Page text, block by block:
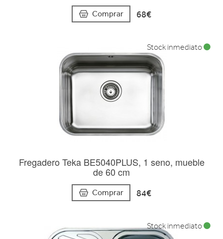
Comprar 68€
Fregadero Teka BE5040PLUS, 1 seno, mueble
de 60 cm
Comprar 84€
Stock inmediato
Stock inmediato